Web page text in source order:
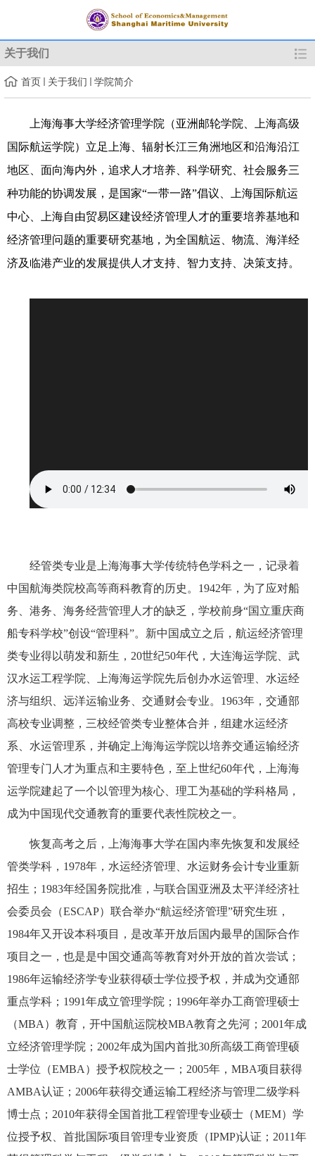
关于我们
首页 关于我们 学院简介
上海海事大学经济管理学院（亚洲邮轮学院、上海高级
国际航运学院）立足上海、辐射长江三角洲地区和沿海沿江
地区、面向海内外，追求人才培养、科学研究、社会服务三
种功能的协调发展，是国家“一带一路”倡议、上海国际航运
中心、上海自由贸易区建设经济管理人才的重要培养基地和
经济管理问题的重要研究基地，为全国航运、物流、海洋经
济及临港产业的发展提供人才支持、智力支持、决策支持。
经管类专业是上海海事大学传统特色学科之一，记录着
中国航海类院校高等商科教育的历史。1942年，为了应对船
务、港务、海务经营管理人才的缺乏，学校前身“国立重庆商
船专科学校”创设“管理科”。 新中国成立之后，航运经济管理
类专业得以萌发和新生， 20世纪50年代，大连海运学院、武
汉水运工程学院、上海海运学院先后创办水运管理、水运经
济与组织、远洋运输业务、交通财会专业。1963年，交通部
高校专业调整，三校经管类专业整体合并，组建水运经济
系、水运管理系，并确定上海海运学院以培养交通运输经济
管理专门人才为重点和主要特色，至上世纪60年代，上海海
运学院建起了一个以管理为核心、理工为基础的学科格局，
成为中国现代交通教育的重要代表性院校之一。
恢复高考之后，上海海事大学在国内率先恢复和发展经
管类学科，1978年，水运经济管理、水运财务会计专业重新
招生； 1983年经国务院批准，与联合国亚洲及太平洋经济社
会委员会（ESCAP）联合举办“航运经济管理”研究生班，
1984年又开设本科项目，是改革开放后国内最早的国际合作
项目之一，也是是中国交通高等教育对外开放的首次尝试；
1986年运输经济学专业获得硕士学位授予权，并成为交通部
重点学科；1991年成立管理学院；1996年举办工商管理硕士
（MBA）教育，开中国航运院校MBA教育之先河；2001年成
立经济管理学院；2002年成为国内首批30所高级工商管理硕
士学位（EMBA）授予权院校之一；2005年，MBA项目获得
AMBA认证；2006年获得交通运输工程经济与管理二级学科
博士点；2010年获得全国首批工程管理专业硕士（MEM）学
位授予权、首批国际项目管理专业资质（IPMP)认证；2011年